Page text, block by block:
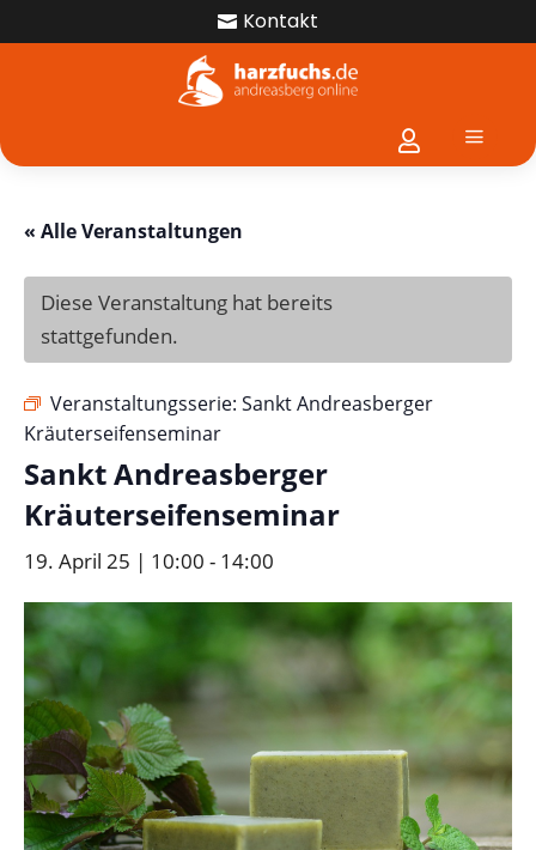
 Kontakt
 a
« Alle Veranstaltungen
Diese Veranstaltung hat bereits
stattgefunden.
Veranstaltungsserie: Sankt Andreasberger
Kräuterseifenseminar
Sankt Andreasberger
Kräuterseifenseminar
19. April 25 | 10:00 - 14:00